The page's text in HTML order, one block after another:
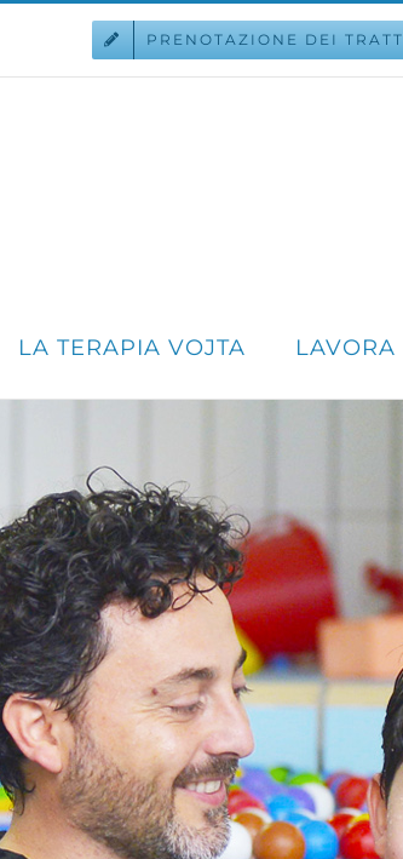
PRENOTAZIONE DEI
LA TERAPIA VOJTA